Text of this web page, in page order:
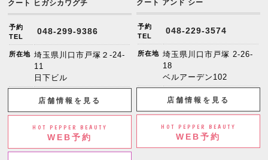
クート ヒガシカワグチ
予約
TEL
048-299-9386
所在地 埼玉県川口市戸塚２-24-
11
日下ビル
店舗情報を見る
HOT PEPPER BEAUTY
WEB予約
クート アンド シー
予約
TEL
048-229-3574
所在地 埼玉県川口市戸塚 2-26-
18
ベルアーデン102
店舗情報を見る
HOT PEPPER BEAUTY
WEB予約